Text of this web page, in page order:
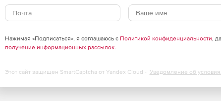
носитель.
ИБ.
журнал событий и действий, сбор диагностических
событий в SIEM‑системы через Syslog/CEF,
агентов, автономная работа агентов без связи с
Нажимая «Подписаться», я соглашаюсь с Политикой конфиденциальности,
получение информационных рассылок.
Этот сайт защищен SmartCaptcha от Yandex Cloud - Уведомление об